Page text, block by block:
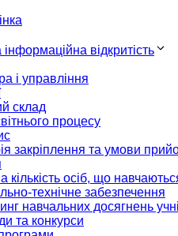
інформаційна відкритість
і управління
склад
процесу
закріплення та умови
кількість осіб, що
технічне забезпечення
навчальних досягнень
та конкурси